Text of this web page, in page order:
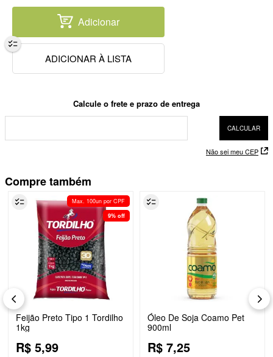
Adicionar
Não sei meu CEP
Compre também
Max. 100un por CPF
9% off
Feijão Preto Tipo 1 Tordilho
1kg
R$ 5,99
Óleo De Soja Coamo Pet
900ml
R$ 7,25
9º arroz
detergente